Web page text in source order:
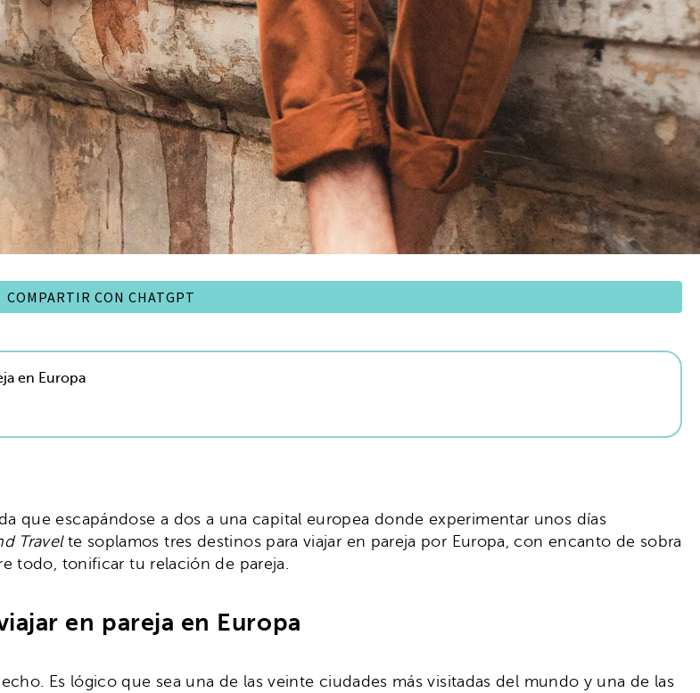
COMPARTIR CON CHATGPT
en Europa
que escapándose a dos a una capital europea donde experimentar unos días
Travelte soplamos tres destinos para viajar en pareja por Europa, con encanto de sobra
todo, tonificar tu relación de pareja.
en pareja en Europa
Es lógico que sea una de las veinte ciudades más visitadas del mundo y una de las